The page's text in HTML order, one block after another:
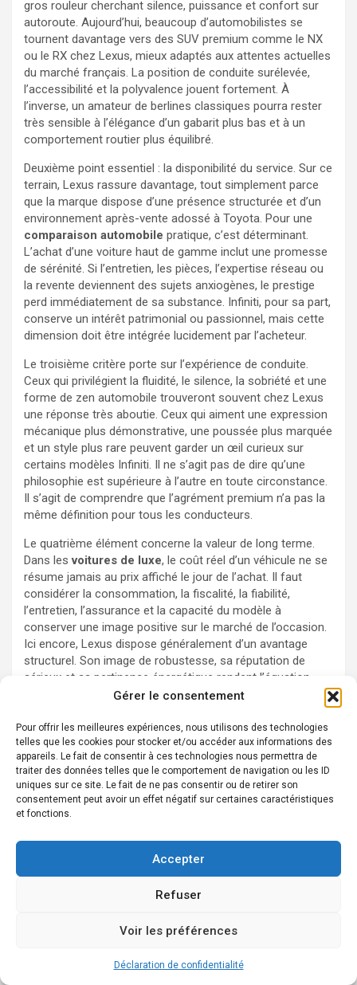
Gérer le consentement
Pour offrir les meilleures expériences, nous utilisons des technologies
telles que les cookies pour stocker et/ou accéder aux informations des
appareils. Le fait de consentir à ces technologies nous permettra de
traiter des données telles que le comportement de navigation ou les ID
uniques sur ce site. Le fait de ne pas consentir ou de retirer son
consentement peut avoir un effet négatif sur certaines caractéristiques
et fonctions.
Accepter
Refuser
Voir les préférences
Déclaration de confidentialité
gros rouleur cherchant silence, puissance et confort sur
autoroute. Aujourd’hui, beaucoup d’automobilistes se
tournent davantage vers des SUV premium comme le NX
ou le RX chez Lexus, mieux adaptés aux attentes actuelles
du marché français. La position de conduite surélevée,
l’accessibilité et la polyvalence jouent fortement. À
l’inverse, un amateur de berlines classiques pourra rester
très sensible à l’élégance d’un gabarit plus bas et à un
comportement routier plus équilibré.
Deuxième point essentiel : la disponibilité du service. Sur ce
terrain, Lexus rassure davantage, tout simplement parce
que la marque dispose d’une présence structurée et d’un
environnement après-vente adossé à Toyota. Pour une
comparaison automobile pratique, c’est déterminant.
L’achat d’une voiture haut de gamme inclut une promesse
de sérénité. Si l’entretien, les pièces, l’expertise réseau ou
la revente deviennent des sujets anxiogènes, le prestige
perd immédiatement de sa substance. Infiniti, pour sa part,
conserve un intérêt patrimonial ou passionnel, mais cette
dimension doit être intégrée lucidement par l’acheteur.
Le troisième critère porte sur l’expérience de conduite.
Ceux qui privilégient la fluidité, le silence, la sobriété et une
forme de zen automobile trouveront souvent chez Lexus
une réponse très aboutie. Ceux qui aiment une expression
mécanique plus démonstrative, une poussée plus marquée
et un style plus rare peuvent garder un œil curieux sur
certains modèles Infiniti. Il ne s’agit pas de dire qu’une
philosophie est supérieure à l’autre en toute circonstance.
Il s’agit de comprendre que l’agrément premium n’a pas la
même définition pour tous les conducteurs.
Le quatrième élément concerne la valeur de long terme.
Dans lesvoitures de luxe, le coût réel d’un véhicule ne se
résume jamais au prix affiché le jour de l’achat. Il faut
considérer la consommation, la fiscalité, la fiabilité,
l’entretien, l’assurance et la capacité du modèle à
conserver une image positive sur le marché de l’occasion.
Ici encore, Lexus dispose généralement d’un avantage
structurel. Son image de robustesse, sa réputation de
sérieux et sa pertinence énergétique rendent l’équation
plus favorable sur la durée. Pour un automobiliste français
soucieux d’éviter les mauvaises surprises, cette stabilité a
beaucoup de valeur.
Enfin, il reste la part irrationnelle, celle qui fait qu’une
automobile n’est jamais un objet purement utilitaire. Une
ligne, une ambiance intérieure, une sonorité, une manière
de prendre la route peuvent faire basculer une décision.
dans ce duel. Lexus séduit souvent par sa précision, sa
sophistication tranquille et sa montée en gamme très
cohérente. Infiniti, elle, continue d’exercer une forme de
fascination chez ceux qui aiment les chemins moins
méthode simple :